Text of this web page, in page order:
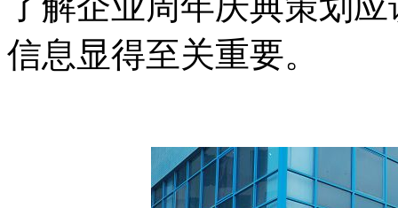
信息显得至关重要。